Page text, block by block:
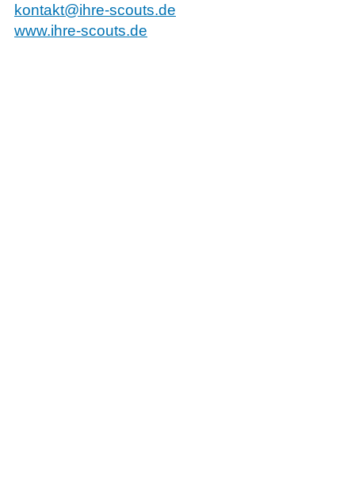
kontakt@ihre-scouts.de
www.ihre-scouts.de